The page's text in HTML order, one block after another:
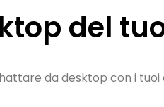
del tuo
da desktop con i